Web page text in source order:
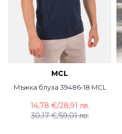
MCL
Мъжка блуза 39486-18 MCL
30,17 €/59,01 лв.
14,78 €/28,91 лв.